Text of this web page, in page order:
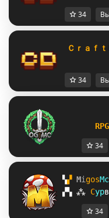
34
Ｃｒａｆ
34
34
▚▞ Mi gosMc
▞▚ ⁂ Сурв
34